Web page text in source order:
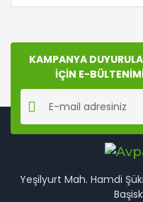
KAMPANYA
İÇİN E-
Yeşilyurt Mah. Hamdi